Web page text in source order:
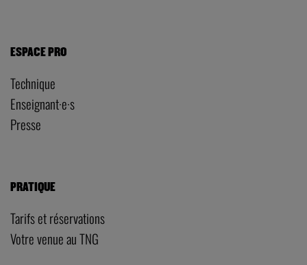
ESPACE PRO
Technique
Enseignant·e·s
Presse
PRATIQUE
Tarifs et réservations
Votre venue au TNG